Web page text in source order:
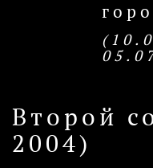
Второй
2004)